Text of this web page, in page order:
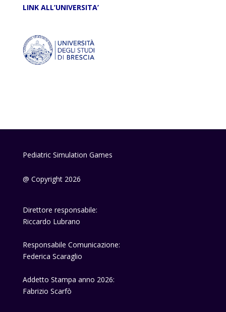
LINK ALL’UNIVERSITA’
Pediatric Simulation Games
@ Copyright 2026
Direttore responsabile:
Riccardo Lubrano
Responsabile Comunicazione:
Federica Scaraglio
Addetto Stampa anno 2026:
Fabrizio Scarfò